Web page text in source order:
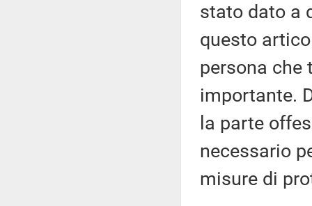
stato dato a
questo
persona che
importante.
la parte
necessario
misure di